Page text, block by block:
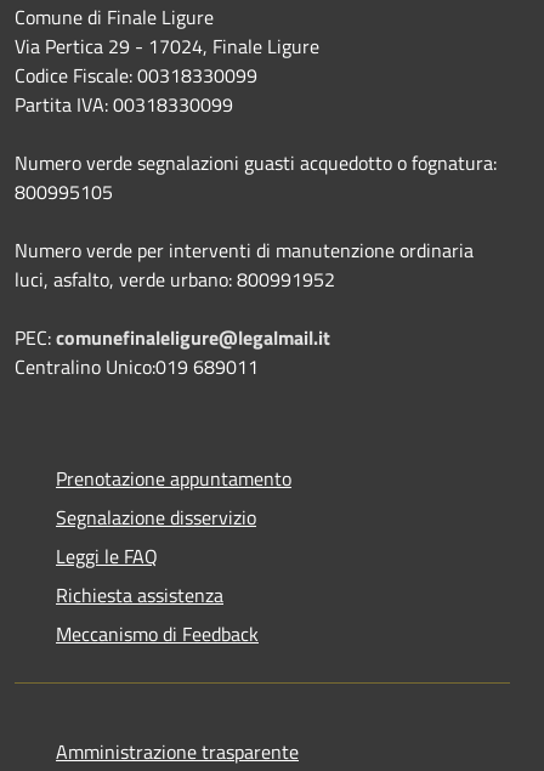
Comune di Finale Ligure
Via Pertica 29 - 17024, Finale Ligure
Codice Fiscale: 00318330099
Partita IVA: 00318330099
Numero verde segnalazioni guasti acquedotto o fognatura:
800995105
Numero verde per interventi di manutenzione ordinaria
luci, asfalto, verde urbano: 800991952
PEC:comunefinaleligure@legalmail.it
Centralino Unico:019 689011
Prenotazione appuntamento
Segnalazione disservizio
Leggi le FAQ
Richiesta assistenza
Meccanismo di Feedback
Amministrazione trasparente